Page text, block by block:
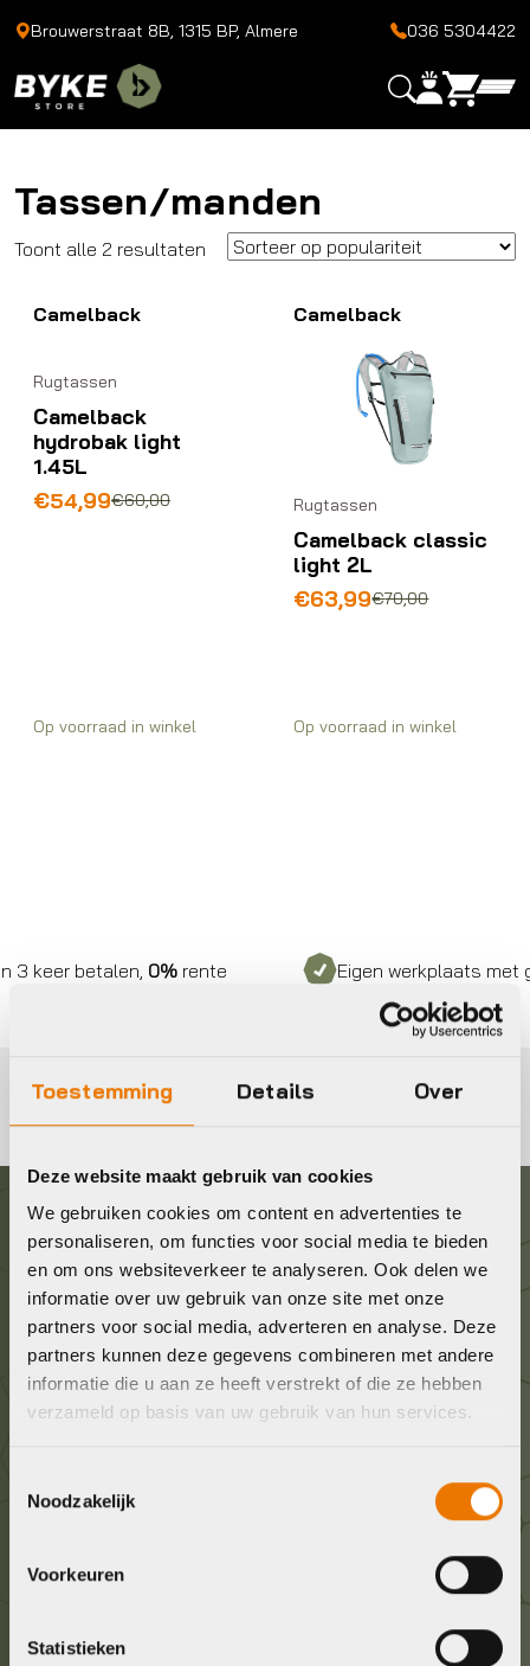
Toestemming Details Over
Deze website maakt gebruik van cookies
We gebruiken cookies om content en advertenties te
personaliseren, om functies voor social media te bieden
en om ons websiteverkeer te analyseren. Ook delen we
informatie over uw gebruik van onze site met onze
partners voor social media, adverteren en analyse. Deze
partners kunnen deze gegevens combineren met andere
informatie die u aan ze heeft verstrekt of die ze hebben
verzameld op basis van uw gebruik van hun services.
Noodzakelijk
Voorkeuren
Statistieken
Brouwerstraat 8B, 1315 BP, Almere 036 5304422
Tassen/manden
Toont alle 2 resultaten Gesorteerd
populariteit
Camelback
Rugtassen
Camelback
hydrobak light
1.45L
€60,00
Oorspronkelijke
€54,99
Huidige
Op voorraad in winkel
Camelback
Rugtassen
Camelback classic
light 2L
€70,00
Oorspronkelijke
€63,99
Huidige
Op voorraad in winkel
keer betalen,0%rente Eigen werkplaats met
Graag in contact komen?
Wij staan voor je klaar! Neem contact op via de
onderstaande gegevens.
Stuur ons een e-mail
Geef ons een belletje
Brouwerstraat 8B